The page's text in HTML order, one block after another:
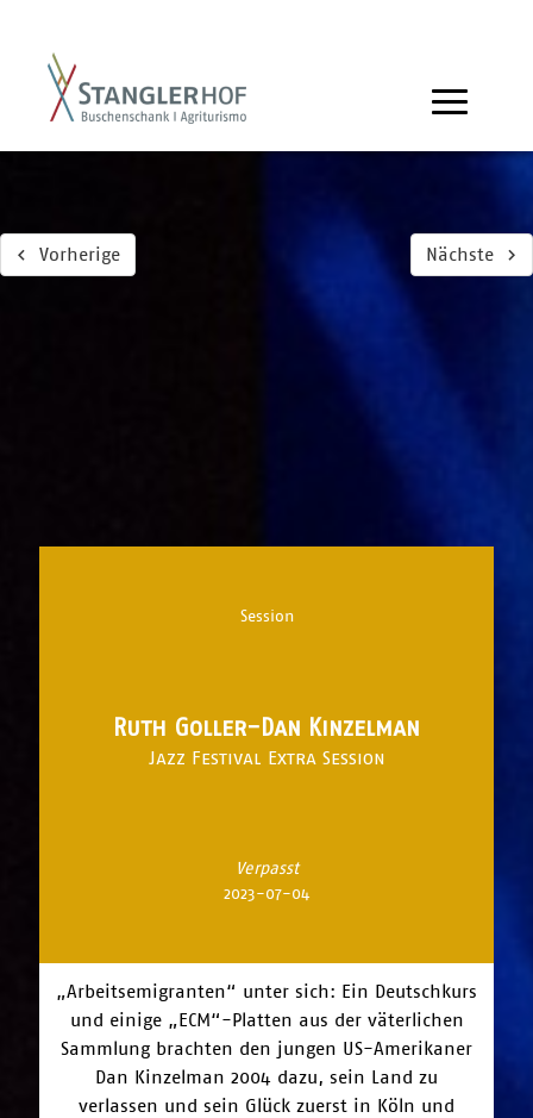
Vorherige Nächste
Session
Ruth Goller-Dan Kinzelman
Jazz Festival Extra Session
Verpasst
2023-07-04
„Arbeitsemigranten“ unter sich: Ein Deutschkurs
und einige „ECM“-Platten aus der väterlichen
Sammlung brachten den jungen US-Amerikaner
Dan Kinzelman 2004 dazu, sein Land zu
verlassen und sein Glück zuerst in Köln und